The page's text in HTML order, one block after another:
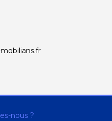
centre
nous ?